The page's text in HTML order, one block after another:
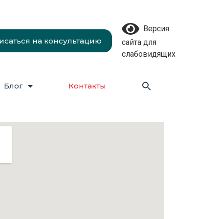
на консультацию
Версия
сайта для
слабовидящих
Блог Контакты